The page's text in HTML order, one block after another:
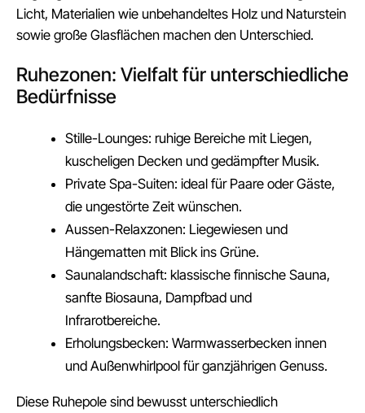
Licht, Materialien wie unbehandeltes Holz und Naturstein
sowie große Glasflächen machen den Unterschied.
Ruhezonen: Vielfalt für unterschiedliche
Bedürfnisse
Stille-Lounges: ruhige Bereiche mit Liegen,
kuscheligen Decken und gedämpfter Musik.
Private Spa-Suiten: ideal für Paare oder Gäste,
die ungestörte Zeit wünschen.
Aussen-Relaxzonen: Liegewiesen und
Hängematten mit Blick ins Grüne.
Saunalandschaft: klassische finnische Sauna,
sanfte Biosauna, Dampfbad und
Infrarotbereiche.
Erholungsbecken: Warmwasserbecken innen
und Außenwhirlpool für ganzjährigen Genuss.
Diese Ruhepole sind bewusst unterschiedlich